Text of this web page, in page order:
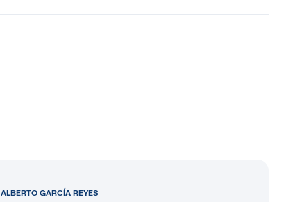
ALBERTO GARCÍA REYES